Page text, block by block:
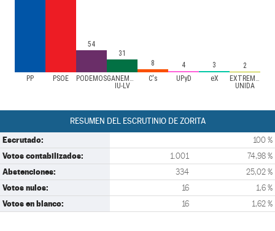
PP PSOE PODEMOSGANEMOS-
IU-LV
C's UPyD eX
UNIDA
54
31
8
4 3 2
RESUMEN DEL ESCRUTINIO DE ZORITA
Escrutado: 100 %
Votos contabilizados: 1.001 74,98 %
Abstenciones: 334 25,02 %
Votos nulos: 16 1,6 %
Votos en blanco: 16 1,62 %